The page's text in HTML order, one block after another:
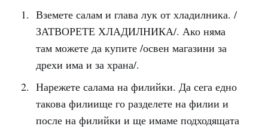
Вземете салам и глава лук от хладилника. /
ЗАТВОРЕТЕ ХЛАДИЛНИКА/. Ако няма
там можете да купите /освен магазини за
дрехи има и за храна/.
Нарежете салама на филийки. Да сега едно
такова филиище го разделете на филии и
после на филийки и ще имаме подходящата